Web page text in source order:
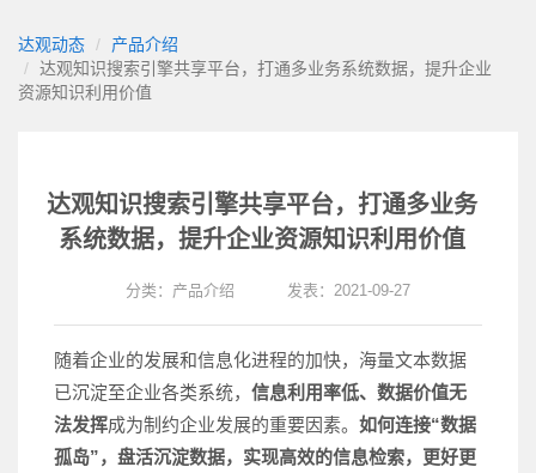
达观动态
产品介绍
达观知识搜索引擎共享平台，打通多业务系统数据，提升企业
资源知识利用价值
达观知识搜索引擎共享平台，打通多业务
系统数据，提升企业资源知识利用价值
分类： 产品介绍 发表：2021-09-27
随着企业的发展和信息化进程的加快，海量文本数据
已沉淀至企业各类系统， 信息利用率低、数据价值无
法发挥成为制约企业发展的重要因素。 如何连接“数据
孤岛”，盘活沉淀数据，实现高效的信息检索，更好更